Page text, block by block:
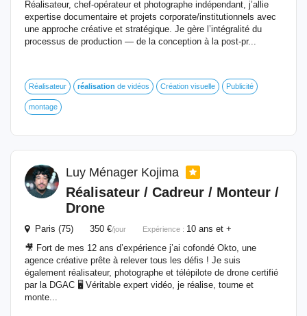
Réalisateur, chef-opérateur et photographe indépendant, j’allie
expertise documentaire et projets corporate/institutionnels avec
une approche créative et stratégique. Je gère l’intégralité du
processus de production — de la conception à la post-pr...
Réalisateur réalisation de vidéos Création visuelle Publicité
montage
Luy Ménager Kojima
Réalisateur / Cadreur / Monteur /
Drone
Paris (75) 350 €/jour Expérience : 10 ans et +
🎥 Fort de mes 12 ans d’expérience j’ai cofondé Okto, une
agence créative prête à relever tous les défis ! Je suis
également réalisateur, photographe et télépilote de drone certifié
par la DGAC 🖥️ Véritable expert vidéo, je réalise, tourne et
monte...